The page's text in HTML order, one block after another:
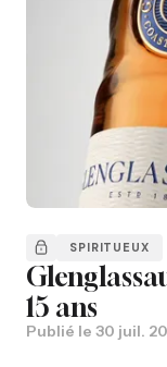
SPIRITUEUX
15 ans
Publié le 30 juil.